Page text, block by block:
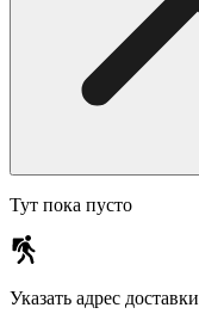
Тут пока пусто
Указать адрес доставки